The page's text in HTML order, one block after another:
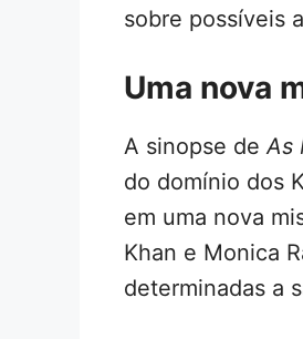
sobre possíveis
Uma nova
A sinopse de As
do domínio dos
em uma nova
Khan e Monica
determinadas a